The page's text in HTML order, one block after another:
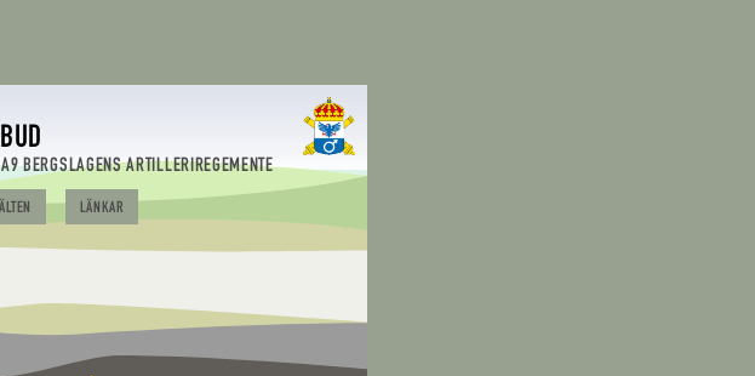
BERGSLAGENS ARTILLERIREGEMENTE
LÄNKAR